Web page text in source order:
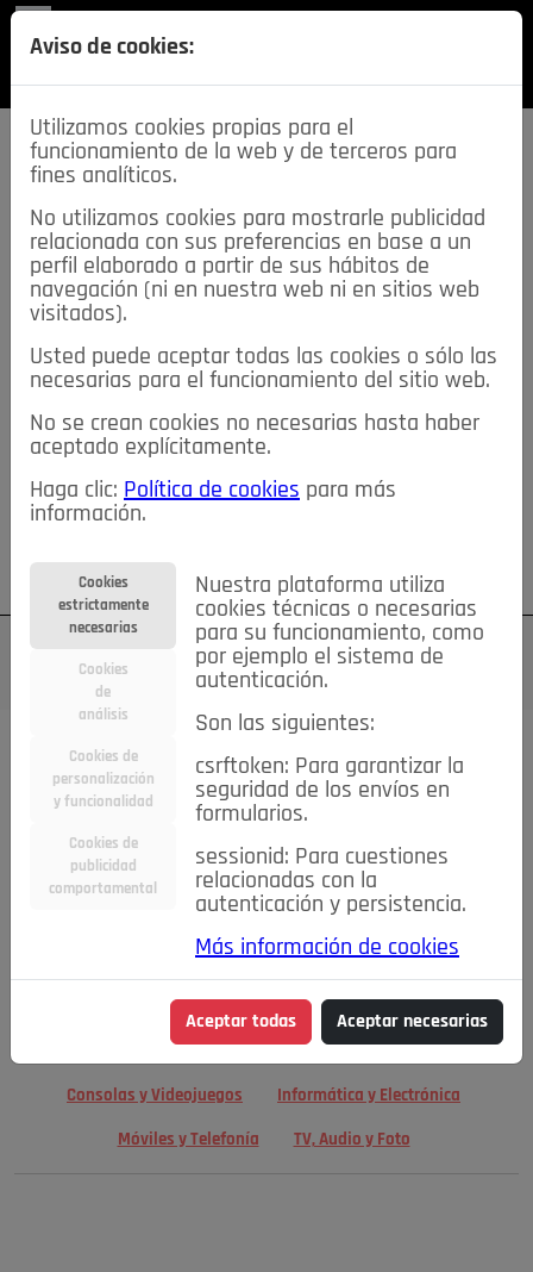
SECCIONES
descarga esta
REVISTA
≡NOTICIAS
NOTICIAS SERVICIOS DE INTERÉS
TABLÓN DE ANUNCIOS MIS ANUNCIOS CONTACTO
NOSOTROS
Su cuenta Regístrese ¿Olvidó su contraseña?
TODAS Deporte Bicicletas Deportes y Ocio
Electrodomésticos
Niños y Bebés Inmobiliaria Construcción y Reformas
Moda Accesorios Ropa Motor
Motor y Accesorios Motos Ocio
Cine, Libros y Música Coleccionismo Otros
Consolas y Videojuegos Informática y Electrónica
Móviles y Telefonía TV, Audio y Foto
Aviso de cookies:
Utilizamos cookies propias para el
funcionamiento de la web y de terceros para
fines analíticos.
No utilizamos cookies para mostrarle publicidad
relacionada con sus preferencias en base a un
perfil elaborado a partir de sus hábitos de
navegación (ni en nuestra web ni en sitios web
visitados).
Usted puede aceptar todas las cookies o sólo las
necesarias para el funcionamiento del sitio web.
No se crean cookies no necesarias hasta haber
aceptado explícitamente.
Haga clic: Política de cookies para más
información.
Cookies
estrictamente
necesarias
Cookies
de
análisis
Cookies de
personalización
y funcionalidad
Cookies de
publicidad
comportamental
Nuestra plataforma utiliza
cookies técnicas o necesarias
para su funcionamiento, como
por ejemplo el sistema de
autenticación.
Son las siguientes:
csrftoken: Para garantizar la
seguridad de los envíos en
formularios.
sessionid: Para cuestiones
relacionadas con la
autenticación y persistencia.
Más información de cookies
Aceptar todas Aceptar necesarias